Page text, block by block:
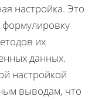
настройка. Это
формулировку
их
данных.
настройкой
выводам, что